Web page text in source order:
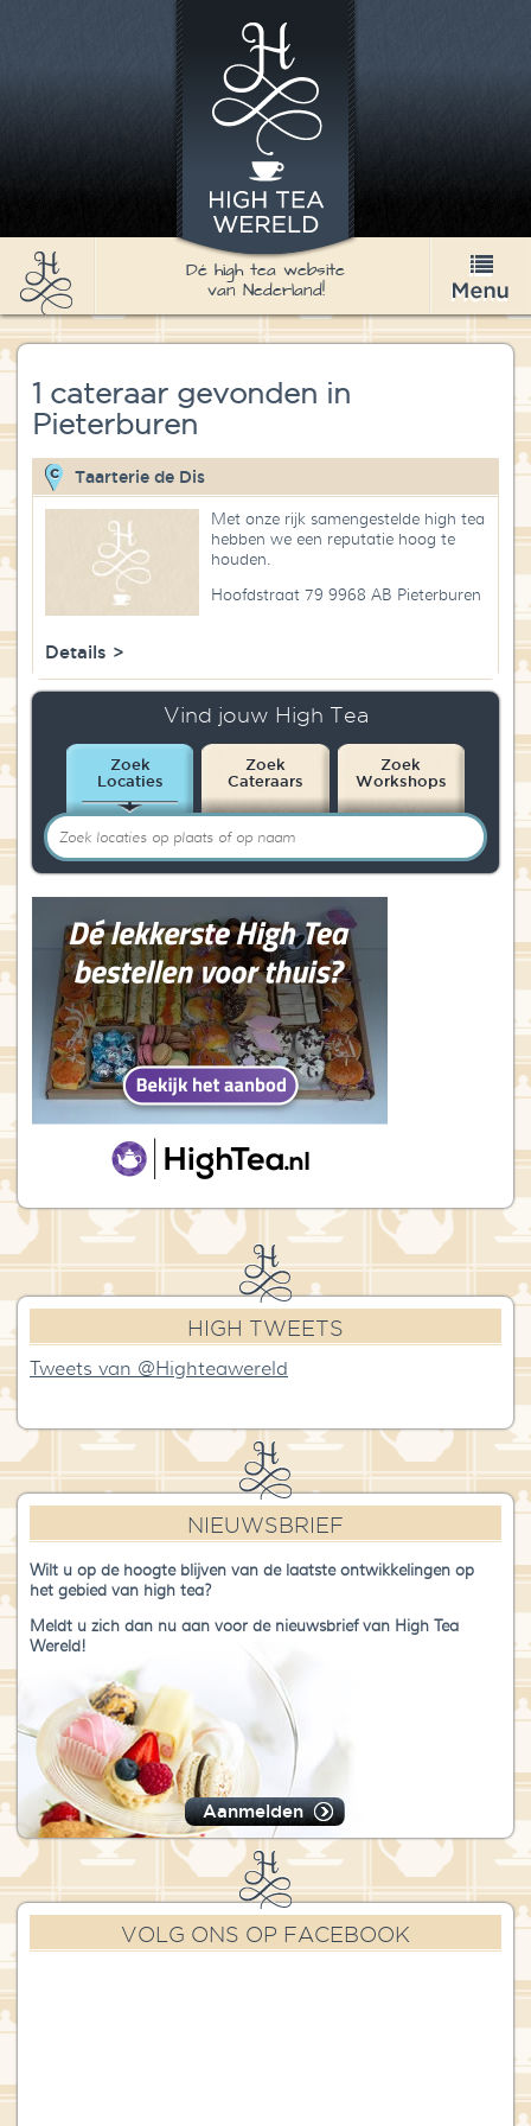
High Tea
Recepten
Nieuws & Agenda
Over High Tea Wereld
Contact
Dé high tea website
van Nederland!
1 cateraar gevonden in
Pieterburen
Taarterie de Dis
Met onze rijk samengestelde high tea
hebben we een reputatie hoog te
houden.
Hoofdstraat 79 9968 AB Pieterburen
Details >
Vind jouw High Tea
Zoek
Locaties
Zoek
Cateraars
Zoek
Workshops
HIGH TWEETS
Tweets van @Highteawereld
NIEUWSBRIEF
Wilt u op de hoogte blijven van de laatste ontwikkelingen op
het gebied van high tea?
Meldt u zich dan nu aan voor de nieuwsbrief van High Tea
Wereld!
Aanmelden
VOLG ONS OP FACEBOOK